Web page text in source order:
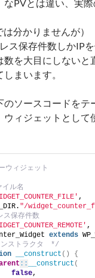
なPVとは違い、実
は分かりませんが）
ス保存件数しかIPを
数を大目にしないと
まいます。
のソースコードをテ
ウィジェットとして
ウィジェット
ル名
,
"/
保存件数
,
extends
ストラクタ　*/
__construct ()
{
:: __construct (
false,